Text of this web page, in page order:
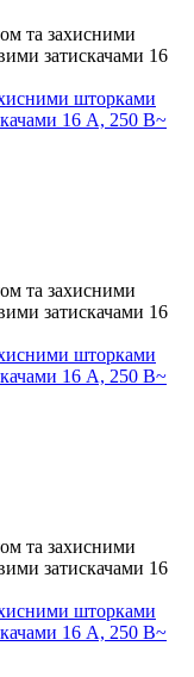
шторками
16 А, 250 В~
шторками
16 А, 250 В~
шторками
16 А, 250 В~